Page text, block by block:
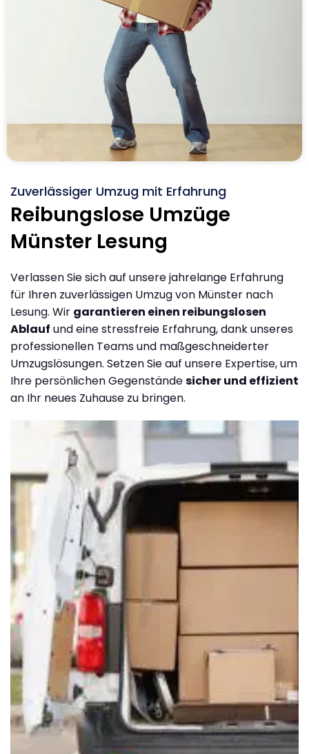
Zuverlässiger Umzug mit Erfahrung
Reibungslose Umzüge
Münster Lesung
Verlassen Sie sich auf unsere jahrelange Erfahrung
für Ihren zuverlässigen Umzug von Münster nach
Lesung. Wir garantieren einen reibungslosen
Ablauf und eine stressfreie Erfahrung, dank unseres
professionellen Teams und maßgeschneiderter
Umzugslösungen. Setzen Sie auf unsere Expertise, um
Ihre persönlichen Gegenständesicher und effizient
an Ihr neues Zuhause zu bringen.